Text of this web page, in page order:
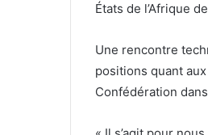
États de l’Afrique
Une rencontre
positions quant
Confédération